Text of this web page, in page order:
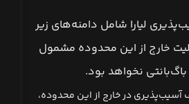
لیارا شامل دامنه‌های زیر
خارج از این محدوده مشمول
نخواهد بود.
در خارج از این محدوده،